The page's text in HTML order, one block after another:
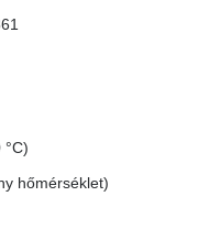
hőmérséklet)